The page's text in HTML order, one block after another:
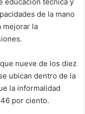
de la mano
mejorar la
nueve de los diez
ubican dentro de la
la informalidad
por ciento.